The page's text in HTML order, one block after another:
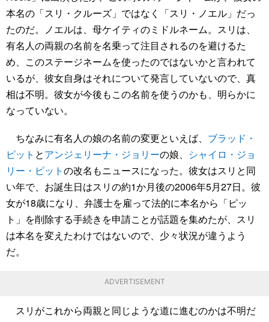
本名の「スリ・クルーズ」ではなく「スリ・ノエル」だっ
たのだ。ノエルは、母ケイティのミドルネーム。スリは、
有名人の両親の名前を名乗って注目されるのを避けるた
め、このステージネームを使ったのではないかと言われて
いるが、彼女自身はそれについて発言していないので、真
相は不明。彼女が今後もこの名前を使うのかも、明らかに
なっていない。
ちなみに有名人の娘の名前の変更といえば、 ブラッド・
ピット とアンジェリーナ・ジョリーの娘、 シャイロ・ジョ
リー・ピットの改名もニュースになった。彼女はスリと同
い年で、お誕生日はスリの約1か月後の2006年5月27日。彼
女が18歳になり、弁護士を雇って法的に本名から「ピッ
ト」を削除する手続きを申請ことが話題を集めたが、スリ
は本名を変えたわけではないので、少々状況が違うよう
だ。
ADVERTISEMENT
スリがこれから両親と同じような道に進むのかは不明だ